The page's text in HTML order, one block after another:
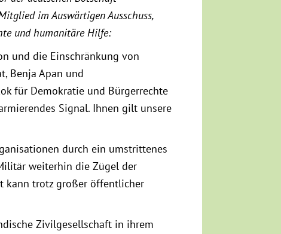
im Auswärtigen Ausschuss,
und humanitäre Hilfe:
und die Einschränkung von
Benja Apan und
für Demokratie und Bürgerrechte
Signal. Ihnen gilt unsere
durch ein umstrittenes
weiterhin die Zügel der
kann trotz großer öffentlicher
Zivilgesellschaft in ihrem